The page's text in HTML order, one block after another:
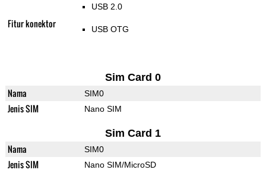
Fitur konektor
USB 2.0
USB OTG
Sim Card 0
Nama SIM0
Jenis SIM Nano SIM
Sim Card 1
Nama SIM0
Jenis SIM Nano SIM/MicroSD